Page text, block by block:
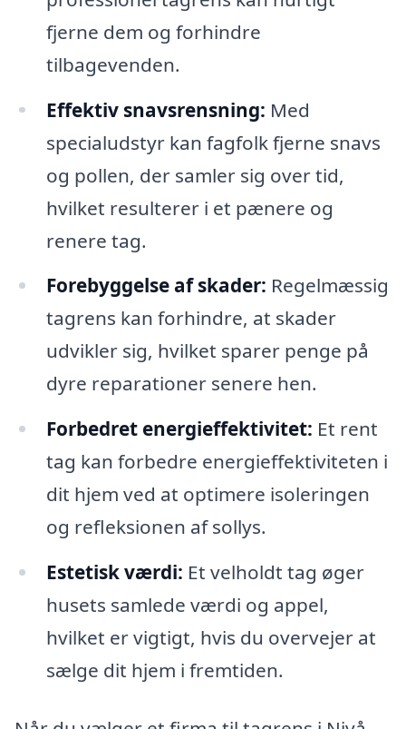
fjerne dem og forhindre
tilbagevenden.
Effektiv snavsrensning: Med
specialudstyr kan fagfolk fjerne snavs
og pollen, der samler sig over tid,
hvilket resulterer i et pænere og
renere tag.
Forebyggelse af skader: Regelmæssig
tagrens kan forhindre, at skader
udvikler sig, hvilket sparer penge på
dyre reparationer senere hen.
Forbedret energieffektivitet: Et rent
tag kan forbedre energieffektiviteten i
dit hjem ved at optimere isoleringen
og refleksionen af sollys.
Estetisk værdi: Et velholdt tag øger
husets samlede værdi og appel,
hvilket er vigtigt, hvis du overvejer at
sælge dit hjem i fremtiden.